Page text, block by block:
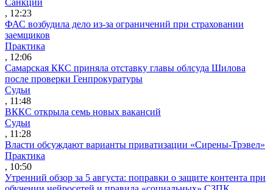
, 12:23
ФАС возбудила дело из-за ограничений при страховании
заемщиков
Практика
, 12:06
Самарская ККС приняла отставку главы облсуда Шилова
после проверки Генпрокуратуры
Судьи
, 11:48
ВККС открыла семь новых вакансий
Судьи
, 11:28
Власти обсуждают варианты приватизации «Сирены-Трэвел»
Практика
, 10:50
Утренний обзор за 5 августа: поправки о защите контента при